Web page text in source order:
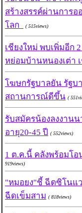
สร้างสรรค์ผ่านการ
โลก
( 515views)
เชียงใหม่ พบเพิ่มอีก
หย่อมบ้านหนองเต่า
โฆษกรัฐบาลยัน รัฐบ
สถานการณ์ดีขึ้น (
รับสมัครน้องลงงานน
อายุ20-45 ปี ( 552views)
1 ต.ค.นี้ คลังพร้อมโ
919views)
"หมอยง"ชี้ ฉีดซิโนแ
ฉีดเข็มสาม ( 818views)